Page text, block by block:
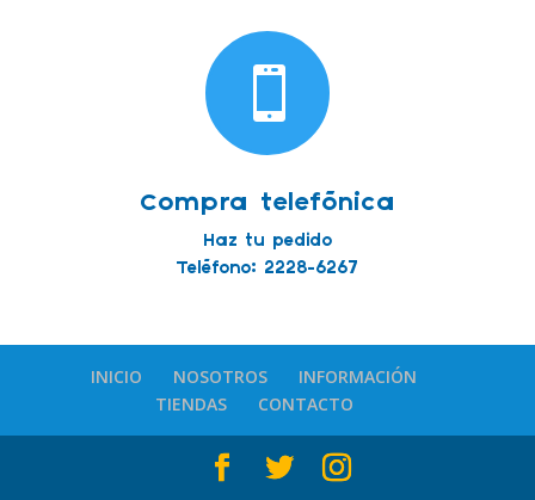

Compra telefónica
Haz tu pedido
Teléfono: 2228-6267
INICIO NOSOTROS
INFORMACIÓN
TIENDAS
CONTACTO